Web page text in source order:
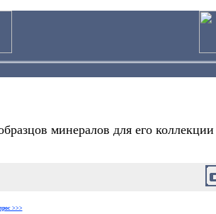
минералов для его
>>>